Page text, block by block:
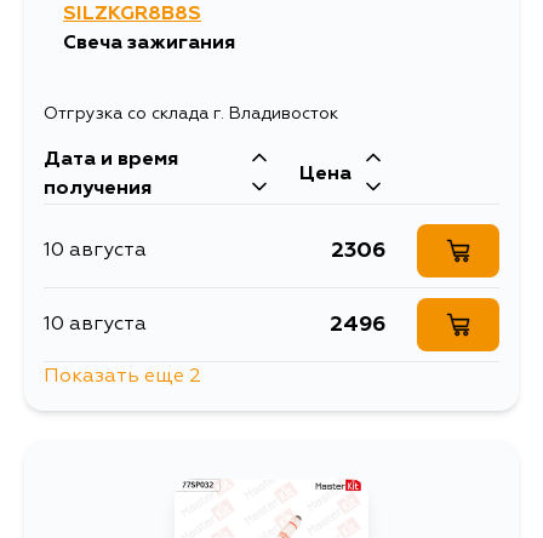
SILZKGR8B8S
Свеча зажигания
Отгрузка со склада г. Владивосток
Дата и время
получения
Цена
10 августа 2306
10 августа 2496
Показать еще 2